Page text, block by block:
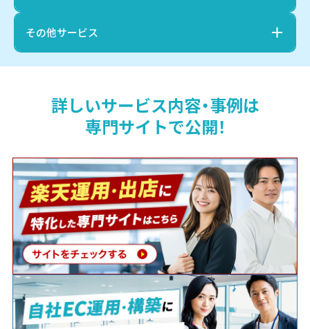
その他サービス
詳しいサービス内容・事例は
専門サイトで公開！